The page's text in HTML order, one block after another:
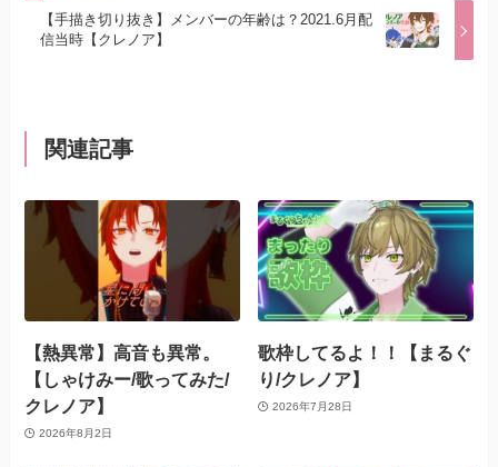
【手描き切り抜き】メンバーの年齢は？2021.6月配
信当時【クレノア】
関連記事
【熱異常】高音も異常。
【しゃけみー/歌ってみた/
クレノア】
2026年8月2日
歌枠してるよ！！【まるぐ
り/クレノア】
2026年7月28日